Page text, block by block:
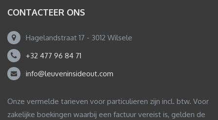
CONTACTEER ONS
Hagelandstraat 17 - 3012 Wilsele
+32 477 96 84 71
info@leuveninsideout.com
Onze vermelde tarieven voor particulieren zijn incl. btw. Voor
zakelijke boekingen waarbij een factuur vereist is, gelden de